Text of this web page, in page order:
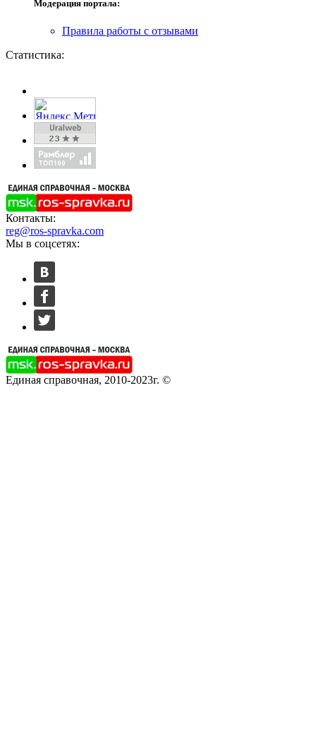
Модерация портала:
Правила работы с отзывами
Статистика:
Контакты:
reg@ros-spravka.com
Мы в соцсетях:
Единая справочная, 2010-2023г. ©